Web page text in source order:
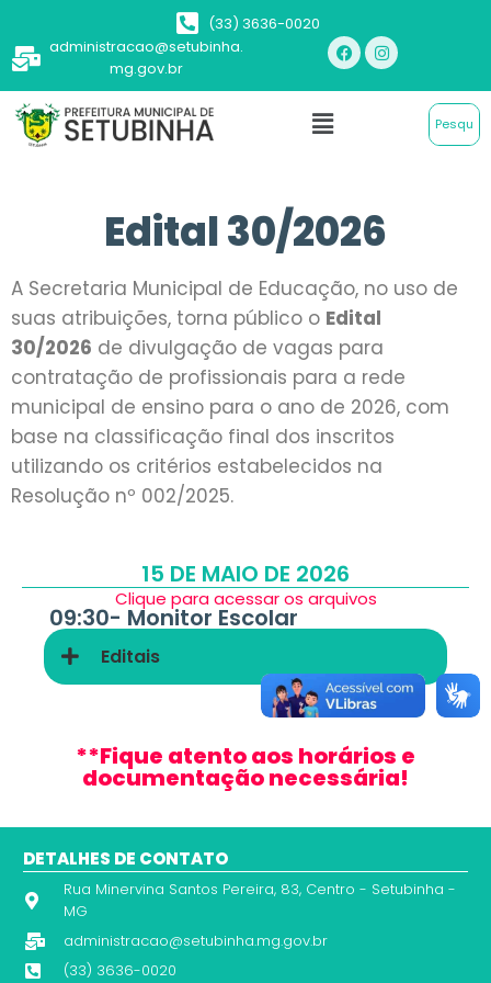
(33) 3636-0020
administracao@setubinha.
mg.gov.br
Edital 30/2026
A Secretaria Municipal de Educação, no uso de
suas atribuições, torna público o Edital
30/2026 de divulgação de vagas para
contratação de profissionais para a rede
municipal de ensino para o ano de 2026, com
base na classificação final dos inscritos
utilizando os critérios estabelecidos na
Resolução nº 002/2025.
15 DE MAIO DE 2026
Clique para acessar os arquivos
09:30- Monitor Escolar
Editais
**Fique atento aos horários e
documentação necessária!
DETALHES DE CONTATO
Rua Minervina Santos Pereira, 83, Centro - Setubinha -
MG
administracao@setubinha.mg.gov.br
(33) 3636-0020